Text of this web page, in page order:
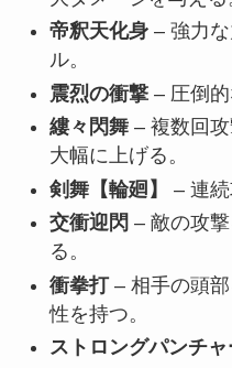
帝釈天化身– 強力な
ル。
震烈の衝撃– 圧倒的
縷々閃舞– 複数回攻
大幅に上げる。
剣舞【輪廻】
– 連続
交衝迎閃 – 敵の攻
る。
衝拳打– 相手の頭
性を持つ。
ストロングパンチャ